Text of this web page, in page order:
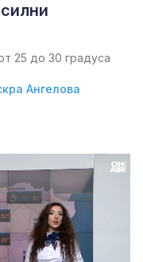
25 до 30 градуса
Ангелова